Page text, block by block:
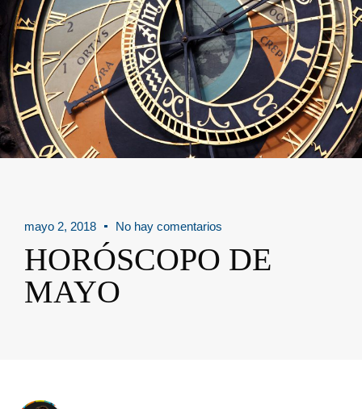
mayo 2, 2018 No hay comentarios
HORÓSCOPO DE
MAYO